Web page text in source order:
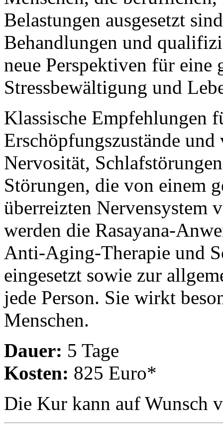
Belastungen ausgesetzt
Behandlungen und
neue Perspektiven für eine
Stressbewältigung und
Klassische Empfehlungen
Erschöpfungszustände
Nervosität,
Störungen, die von einem
überreizten Nervensystem
werden die Rasayana-
Anti-Aging-Therapie und
eingesetzt sowie zur
jede Person. Sie wirkt
Menschen.
Dauer: 5 Tage
Kosten: 825 Euro*
Die Kur kann auf Wunsch